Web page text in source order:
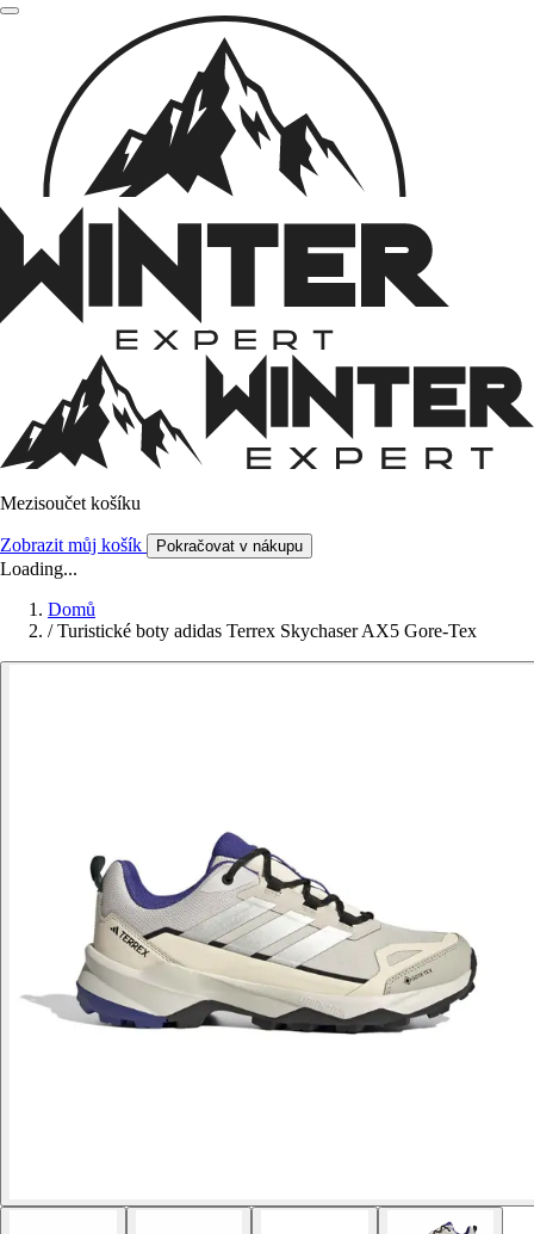
Mezisoučet košíku
Zobrazit můj košík Pokračovat v nákupu
Loading...
Domů
/ Turistické boty adidas Terrex Skychaser AX5 Gore-Tex